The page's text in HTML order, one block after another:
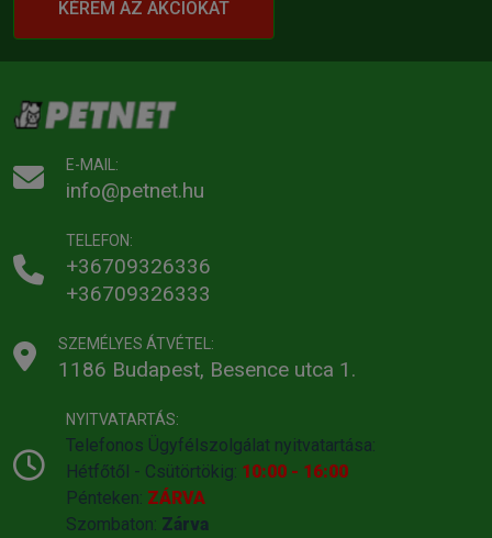
KÉREM AZ AKCIÓKAT
E-MAIL:
info@petnet.hu
TELEFON:
+36709326336
+36709326333
SZEMÉLYES ÁTVÉTEL:
1186 Budapest, Besence utca 1.
NYITVATARTÁS:
Telefonos Ügyfélszolgálat nyitvatartása:
Hétfőtől - Csütörtökig: 10:00 - 16:00
Pénteken: ZÁRVA
Szombaton: Zárva